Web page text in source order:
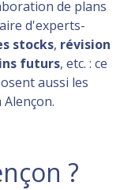
de plans
d'experts-
stocks, révision
futurs, etc. : ce
aussi les
?